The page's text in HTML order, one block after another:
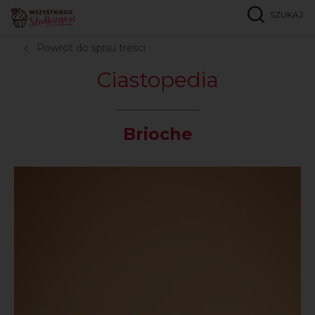
SZUKAJ
Strona główna
Powrót do spisu treści
Ciastopedia
Brioche